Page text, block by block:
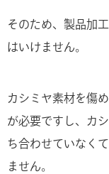
そのため、製品加
はいけません。
カシミヤ素材を傷
が必要ですし、カ
ち合わせていなく
ません。